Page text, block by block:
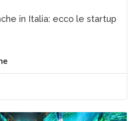
in Italia: ecco le startup